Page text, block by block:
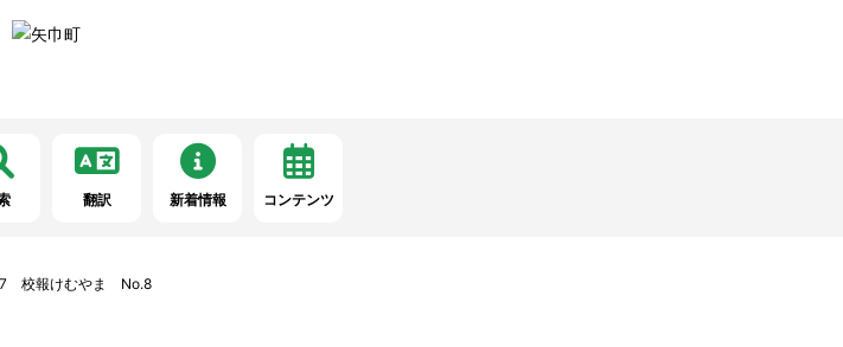
翻訳 新着情報 コンテンツ
校報けむやま No.8